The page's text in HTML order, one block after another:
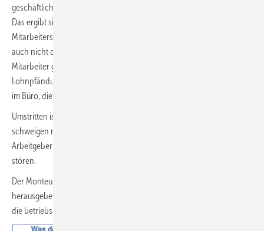
geschäftlich bedeutsamen Vorgänge Stillschweigen zu bewahren.“
Das ergibt sich auch aus der allgemeinen Treuepflicht des
Mitarbeiters zu seinem Arbeitgeber. Der Arbeitgeber darf seinerseits
auch nicht die Diskretion verletzen, wenn es um private Daten seiner
Mitarbeiter geht, z. B. Krankheiten, die finanzielle Situation und
Lohnpfändungen. Die Verschwiegenheit gilt auch gegenüber Kollegen
im Büro, die mit internen Sachverhalten vertraut sind.
Umstritten ist, ob der Mitarbeiter über die Höhe seines Gehalts
schweigen muss. Werden Zulagen und Prämien bezahlt, erwartet der
Arbeitgeber die Geheimhaltung, um den Betriebsfrieden nicht zu
stören.
Der Monteur hat oft Zugang zu Informationen, die er nicht
herausgeben darf. Er darf z. B. weder über Reklamationen noch über
die betriebsinterne Software sprechen.